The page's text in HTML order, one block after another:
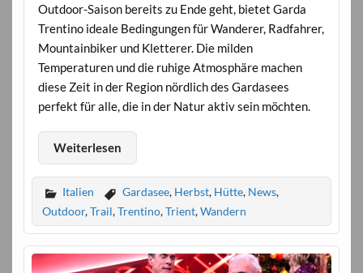
Outdoor-Saison bereits zu Ende geht, bietet Garda
Trentino ideale Bedingungen für Wanderer, Radfahrer,
Mountainbiker und Kletterer. Die milden
Temperaturen und die ruhige Atmosphäre machen
diese Zeit in der Region nördlich des Gardasees
perfekt für alle, die in der Natur aktiv sein möchten.
Weiterlesen
Italien Gardasee, Herbst, Hütte, News,
Outdoor,Trail,Trentino,Trient,Wandern